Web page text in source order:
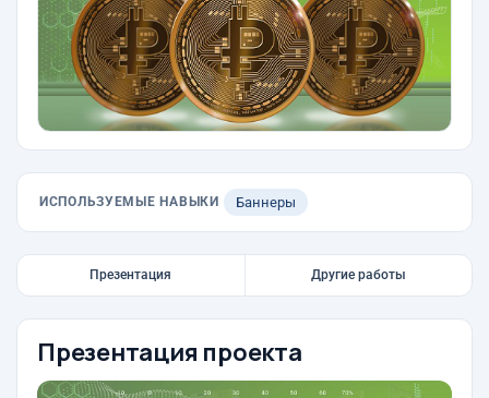
ИСПОЛЬЗУЕМЫЕ НАВЫКИ Баннеры
Презентация Другие работы
Презентация проекта